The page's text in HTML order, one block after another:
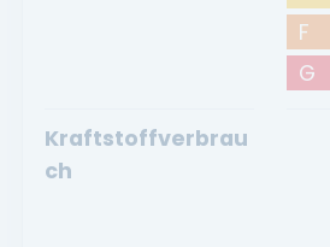
F
G
Kraftstoffverbrau
ch